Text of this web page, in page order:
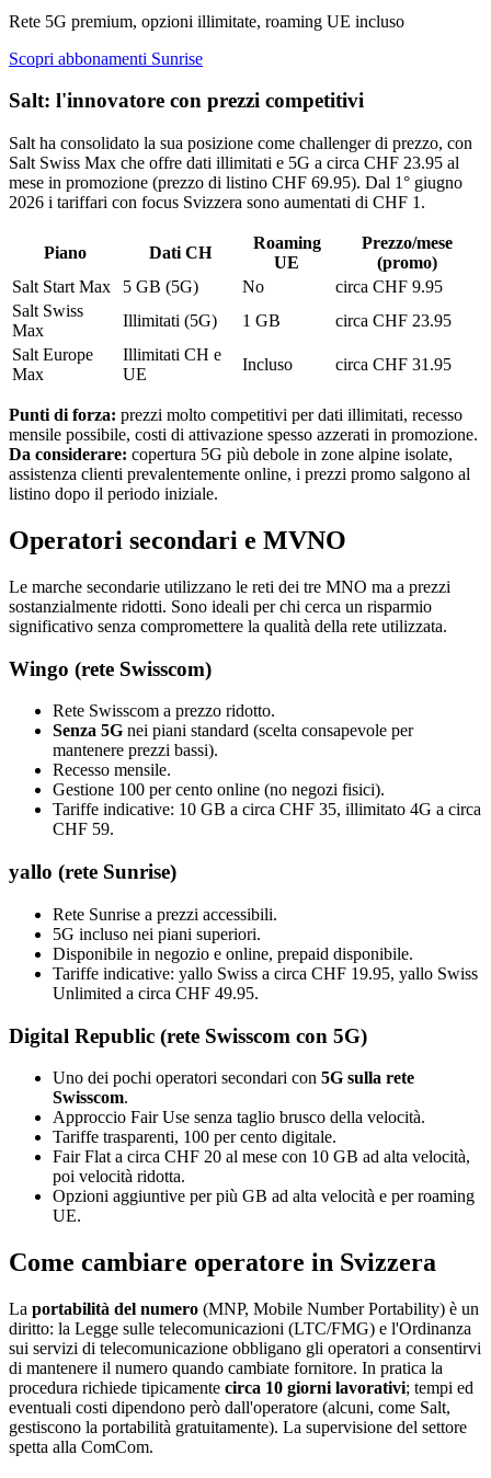
Rete 5G premium, opzioni illimitate, roaming UE incluso
Scopri abbonamenti Sunrise
Salt: l'innovatore con prezzi competitivi
Salt ha consolidato la sua posizione come challenger di prezzo, con
Salt Swiss Max che offre dati illimitati e 5G a circa CHF 23.95 al
mese in promozione (prezzo di listino CHF 69.95). Dal 1° giugno
2026 i tariffari con focus Svizzera sono aumentati di CHF 1.
Piano Dati CH
Roaming
UE
Prezzo/mese
(promo)
Salt Start Max
5 GB (5G) No
circa CHF 9.95
Salt Swiss
Max
Illimitati (5G) 1 GB
circa CHF 23.95
Salt Europe
Max
Illimitati CH e
UE
Incluso circa CHF 31.95
Punti di forza: prezzi molto competitivi per dati illimitati, recesso
mensile possibile, costi di attivazione spesso azzerati in promozione.
Da considerare: copertura 5G più debole in zone alpine isolate,
assistenza clienti prevalentemente online, i prezzi promo salgono al
listino dopo il periodo iniziale.
Operatori secondari e MVNO
Le marche secondarie utilizzano le reti dei tre MNO ma a prezzi
sostanzialmente ridotti. Sono ideali per chi cerca un risparmio
significativo senza compromettere la qualità della rete utilizzata.
Wingo (rete Swisscom)
Rete Swisscom a prezzo ridotto.
Senza 5G nei piani standard (scelta consapevole per
mantenere prezzi bassi).
Recesso mensile.
Gestione 100 per cento online (no negozi fisici).
Tariffe indicative: 10 GB a circa CHF 35, illimitato 4G a circa
CHF 59.
yallo (rete Sunrise)
Rete Sunrise a prezzi accessibili.
5G incluso nei piani superiori.
Disponibile in negozio e online, prepaid disponibile.
Tariffe indicative: yallo Swiss a circa CHF 19.95, yallo Swiss
Unlimited a circa CHF 49.95.
Digital Republic (rete Swisscom con 5G)
Uno dei pochi operatori secondari con 5G sulla rete
Swisscom.
Approccio Fair Use senza taglio brusco della velocità.
Tariffe trasparenti, 100 per cento digitale.
Fair Flat a circa CHF 20 al mese con 10 GB ad alta velocità,
poi velocità ridotta.
Opzioni aggiuntive per più GB ad alta velocità e per roaming
UE.
Come cambiare operatore in Svizzera
La portabilità del numero (MNP, Mobile Number Portability) è un
diritto: la Legge sulle telecomunicazioni (LTC/FMG) e l'Ordinanza
sui servizi di telecomunicazione obbligano gli operatori a consentirvi
di mantenere il numero quando cambiate fornitore. In pratica la
procedura richiede tipicamente circa 10 giorni lavorativi; tempi ed
eventuali costi dipendono però dall'operatore (alcuni, come Salt,
gestiscono la portabilità gratuitamente). La supervisione del settore
spetta alla ComCom.